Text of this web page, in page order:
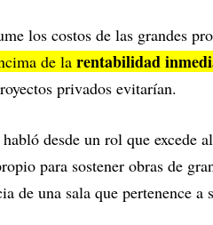
los costos de las grandes
de la rentabilidad
privados evitarían.
desde un rol que excede
para sostener obras de
de una sala que pertenence a